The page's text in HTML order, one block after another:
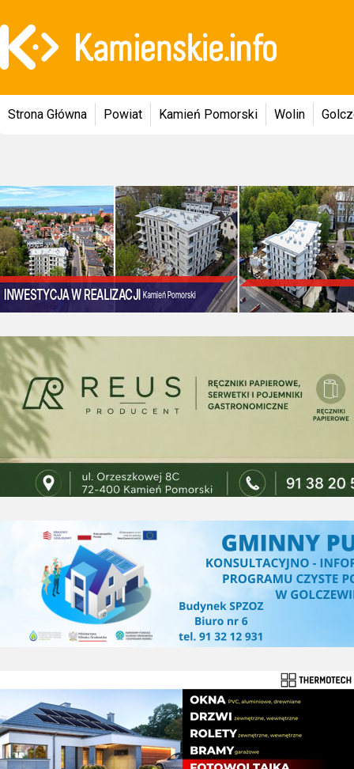
Strona Główna Powiat Kamień Pomorski Wolin